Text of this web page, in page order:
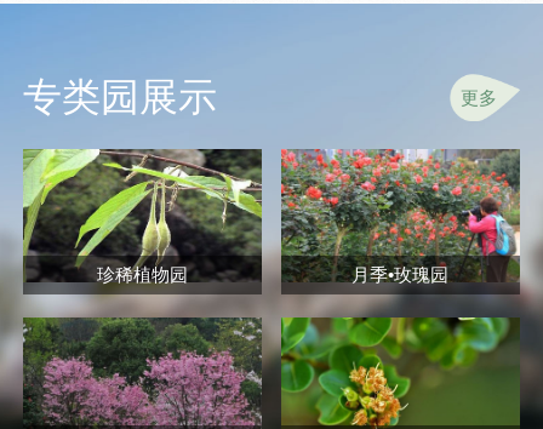
专类园展示 更多
珍稀植物园 月季•玫瑰园